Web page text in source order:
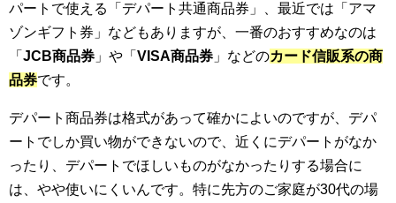
パートで使える「デパート共通商品券」、最近では「アマ
ゾンギフト券」などもありますが、一番のおすすめなのは
「 JCB商品券 」や「 VISA商品券 」などのカード信販系の商
品券です。
デパート商品券は格式があって確かによいのですが、デパ
ートでしか買い物ができないので、近くにデパートがなか
ったり、デパートでほしいものがなかったりする場合に
は、やや使いにくいんです。特に先方のご家庭が30代の場